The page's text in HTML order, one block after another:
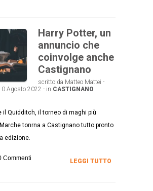
Harry Potter, un
annuncio che
coinvolge anche
Castignano
scritto da Matteo Mattei -
Agosto 2022 - in CASTIGNANO
il Quidditch, il torneo di maghi più
tonrna a Castignano tutto pronto
edizione.
Commenti LEGGI TUTTO